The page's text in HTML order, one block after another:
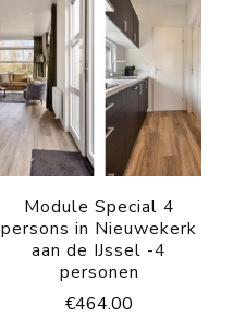
Module Special 4
persons in Nieuwekerk
aan de IJssel -4
personen
€464.00